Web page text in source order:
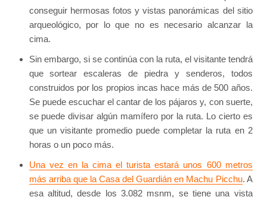
conseguir hermosas fotos y vistas panorámicas del sitio
arqueológico, por lo que no es necesario alcanzar la
cima.
Sin embargo, si se continúa con la ruta, el visitante tendrá
que sortear escaleras de piedra y senderos, todos
construidos por los propios incas hace más de 500 años.
Se puede escuchar el cantar de los pájaros y, con suerte,
se puede divisar algún mamífero por la ruta. Lo cierto es
que un visitante promedio puede completar la ruta en 2
horas o un poco más.
Una vez en la cima el turista estará unos 600 metros
más arriba que la Casa del Guardián en Machu Picchu. A
esa altitud, desde los 3.082 msnm, se tiene una vista